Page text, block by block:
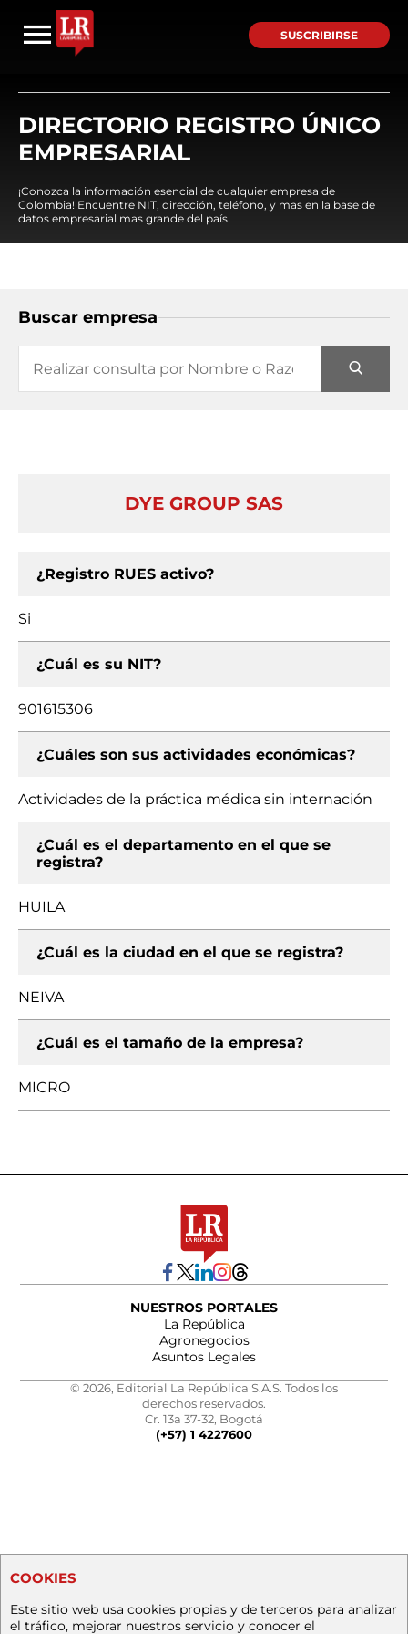
SUSCRIBIRSE
DIRECTORIO REGISTRO ÚNICO
EMPRESARIAL
¡Conozca la información esencial de cualquier empresa de
Colombia! Encuentre NIT, dirección, teléfono, y mas en la base de
datos empresarial mas grande del país.
Buscar empresa
DYE GROUP SAS
¿Registro RUES activo?
Si
¿Cuál es su NIT?
901615306
¿Cuáles son sus actividades económicas?
Actividades de la práctica médica sin internación
¿Cuál es el departamento en el que se
registra?
HUILA
¿Cuál es la ciudad en el que se registra?
NEIVA
¿Cuál es el tamaño de la empresa?
MICRO
NUESTROS PORTALES
La República
Agronegocios
Asuntos Legales
© 2026, Editorial La República S.A.S. Todos los
derechos reservados.
Cr. 13a 37-32, Bogotá
(+57) 1 4227600
COOKIES
Este sitio web usa cookies propias y de terceros para analizar
el tráfico, mejorar nuestros servicio y conocer el